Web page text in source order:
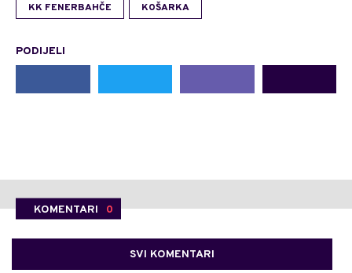
KK FENERBAHČE KOŠARKA
PODIJELI
KOMENTARI 0
SVI KOMENTARI